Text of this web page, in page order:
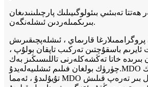
تەبىئىي بىئولوگىيىلىك پارچىلىنىدىغان
بىرىكمىلەردىن ئىشلەنگەن.
پروگراممىلارغا قارىماي ، ئىشلەپچىقىرىش
ئايرىم باسقۇچتىن تەركىب تاپقان بولۇپ ،
بىرىدە خاتا تەڭشەكلەرنى تاللىسىڭىز بەك
چۈرۈك بولغان فىلىم ئىشلىيەلەيدۇ.MDO ئاڭلىماققا ئاددىيدەك
تۇيۇلىدۇ ، ئەمما MDO فىلىمىنىڭ ماتېرىيال بىر تەرەپ قىلىش